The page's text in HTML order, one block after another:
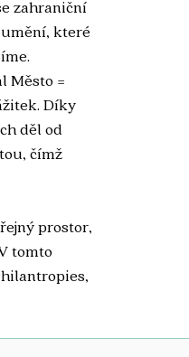
zahraniční
které
Město =
Díky
děl od
čímž
prostor,
tomto